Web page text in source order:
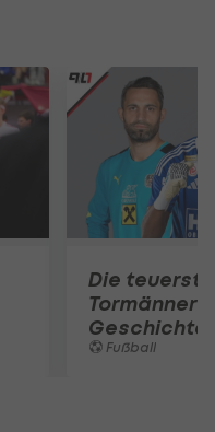
Die
Tormänner
Geschichte
Fußball